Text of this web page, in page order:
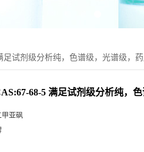
足试剂级分析纯，色谱级，光谱级，
68-5 满足试剂级分析纯，
甲亚砜